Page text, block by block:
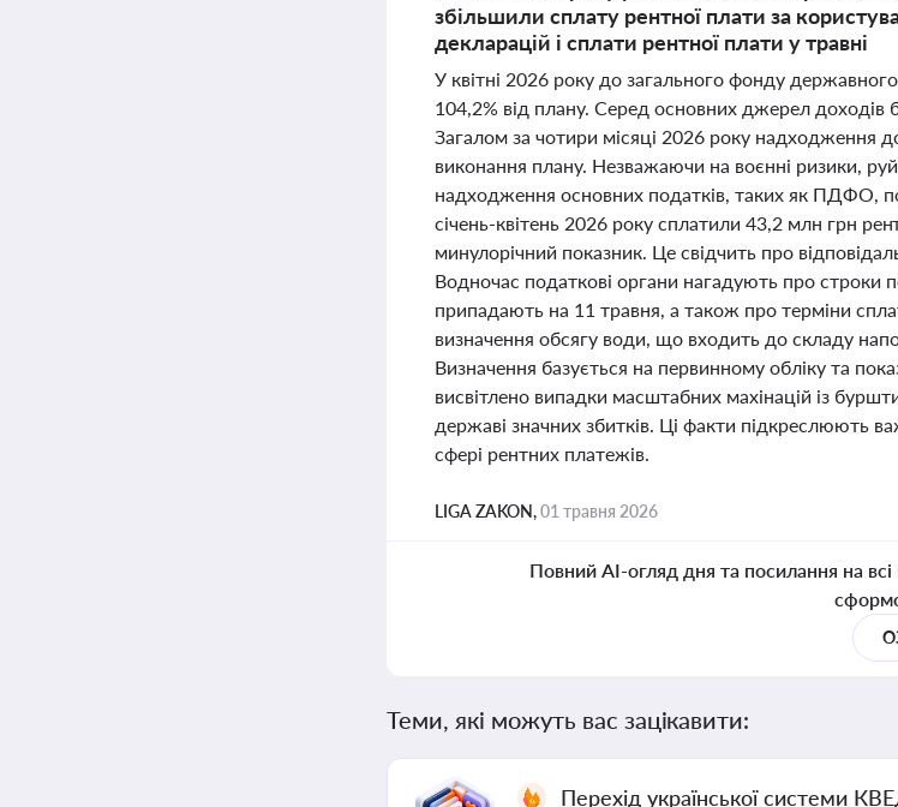
збільшили сплату рентної плати за
декларацій і сплати рентної плати у травні
У квітні 2026 року до загального фонду
104,2% від плану. Серед основних джерел
Загалом за чотири місяці 2026 року надходження
виконання плану. Незважаючи на воєнні ризики,
надходження основних податків, таких як ПДФО,
січень-квітень 2026 року сплатили 43,2 млн грн
минулорічний показник. Це свідчить про
Водночас податкові органи нагадують про строки
припадають на 11 травня, а також про терміни
визначення обсягу води, що входить до складу
Визначення базується на первинному обліку та
висвітлено випадки масштабних махінацій із
державі значних збитків. Ці факти підкреслюють
сфері рентних платежів.
LIGA ZAKON,01 травня 2026
Повний AI-огляд дня та посилання на всі
Теми, які можуть вас зацікавити:
Перехід української системи